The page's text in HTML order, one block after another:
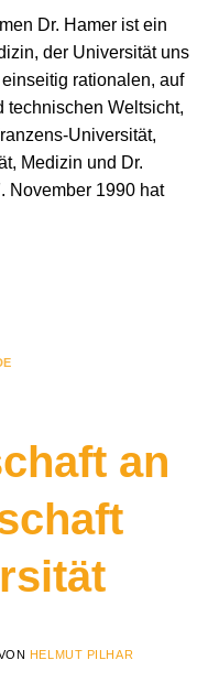
Dr. Hamer ist ein
der Universität uns
rationalen, auf
technischen Weltsicht,
Universität,
Medizin und Dr.
November 1990 hat
an
HELMUT PILHAR